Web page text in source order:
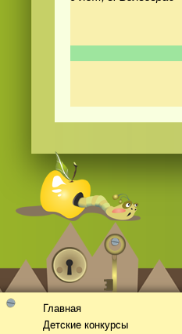
Главная
Детские конкурсы
Смотретьвидео